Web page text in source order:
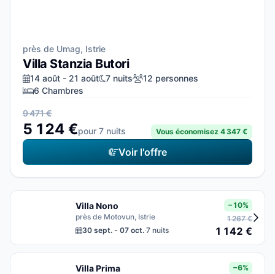
près de Umag, Istrie
Villa Stanzia Butori
14 août - 21 août 7 nuits
12 personnes
6 Chambres
9 471 €
5 124 €pour 7 nuits Vous économisez 4 347 €
Voir l'offre
Villa Nono
près de Motovun, Istrie
30 sept. - 07 oct.·7 nuits
−10%
1 267 €
1 142 €
Villa Prima
−6%